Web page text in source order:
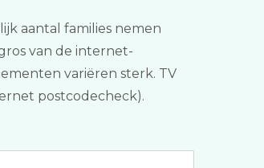
aantal families nemen
van de internet-
variëren sterk. TV
postcodecheck).